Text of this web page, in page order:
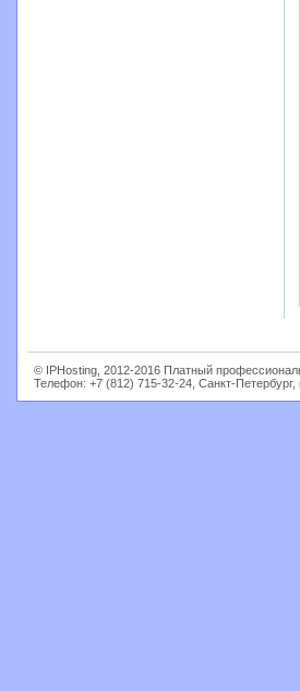
© IPHosting, 2012-2016 Платный
Телефон: +7 (812) 715-32-24, Санкт-Петербург,